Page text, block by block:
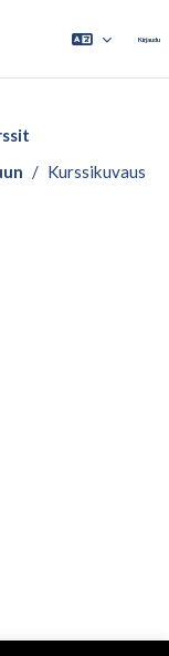
Kirjaudu
Kurssikuvaus